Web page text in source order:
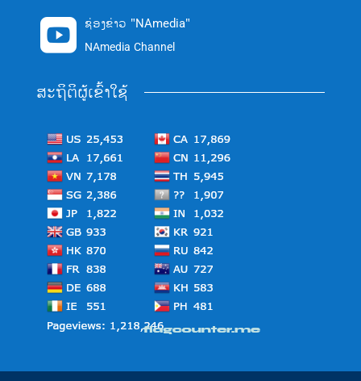
 ຊ່ອງຂ່າວ "NAmedia"
NAmedia Channel
ສະຖິຕິຜູ້ເຂົ້າໃຊ້